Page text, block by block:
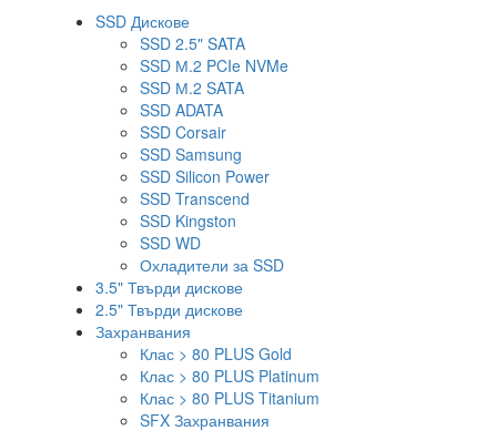
SSD Дискове
SSD 2.5" SATA
SSD М.2 PCIe NVMe
SSD М.2 SATA
SSD ADATA
SSD Corsair
SSD Samsung
SSD Silicon Power
SSD Transcend
SSD Kingston
SSD WD
Охладители за SSD
3.5" Твърди дискове
2.5" Твърди дискове
Захранвания
Клас > 80 PLUS Gold
Клас > 80 PLUS Platinum
Клас > 80 PLUS Titanium
SFX Захранвания